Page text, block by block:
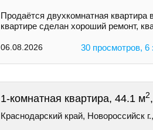
Продаётся двухкомнатная
квартире сделан хороший ремонт,
06.08.2026 30 просмотров, 6
1-комнатная квартира, 44.1 м2
Краснодарский край, Новороссийск